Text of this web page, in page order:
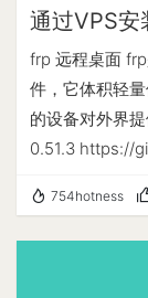
11/vnstat-
为最新源码，
make apt
并执行编译安
./configure --
make install 如
根据错误排除
版本: vnstat -v
2.11 by
通过VPS安
frp 远程桌面
件，它体积轻
的设备对外界
0.51.3 https://
端设置 以
下命令查看处
命令 arch 查看
754hotness